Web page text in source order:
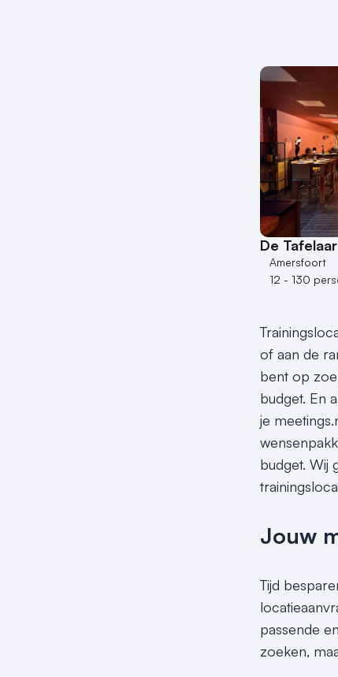
De Tafelaar
Amersfoort
12 - 130
of aan de
bent op
budget. En
je
budget. Wij
Jouw
Tijd
passende
zoeken,